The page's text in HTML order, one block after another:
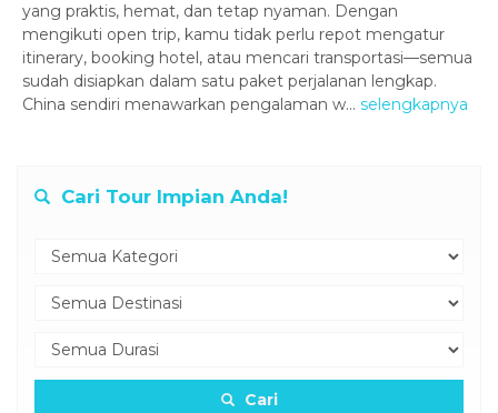
yang praktis, hemat, dan tetap nyaman. Dengan
mengikuti open trip, kamu tidak perlu repot mengatur
itinerary, booking hotel, atau mencari transportasi—semua
sudah disiapkan dalam satu paket perjalanan lengkap.
China sendiri menawarkan pengalaman w... selengkapnya
Cari Tour Impian Anda!
Cari